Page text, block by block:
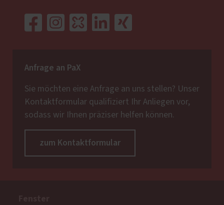
Anfrage an PaX
Sie möchten eine Anfrage an uns stellen? Unser
Kontaktformular qualifiziert Ihr Anliegen vor,
sodass wir Ihnen präziser helfen können.
zum Kontaktformular